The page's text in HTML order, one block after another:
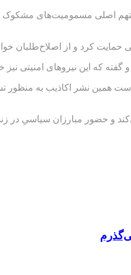
اصلی مسمومیت‌های مشکوک
حمایت کرد و از اصلاح‌طلبان
و گفته که این نیروهای
است همین نشر اکاذیب به
استقبال می‌کند و حضور مبارزان